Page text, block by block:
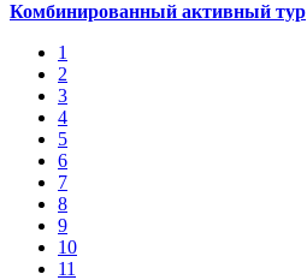
Комбинированный активный тур
1
2
3
4
5
6
7
8
9
10
11